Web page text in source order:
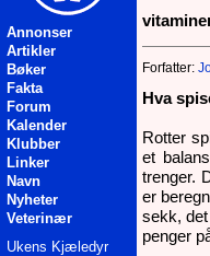
Annonser
Artikler
Bøker
Fakta
Forum
Kalender
Klubber
Linker
Navn
Nyheter
Veterinær
Ukens Kjæledyr
Forfatter:
Hva
Rotter
et
trenger.
er
sekk,
penger